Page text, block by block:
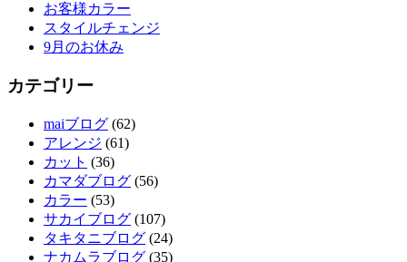
お客様カラー
スタイルチェンジ
9月のお休み
カテゴリー
maiブログ (62)
アレンジ (61)
カット (36)
カマダブログ (56)
カラー (53)
サカイブログ (107)
タキタニブログ (24)
ナカムラブログ (35)